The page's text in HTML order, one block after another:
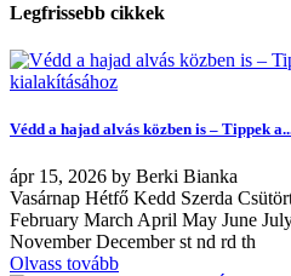
Legfrissebb cikkek
Védd a hajad alvás közben is – Tippek
ápr 15, 2026 by Berki Bianka
Vasárnap Hétfő Kedd Szerda
February March April May June
November December st nd rd th
Olvass tovább